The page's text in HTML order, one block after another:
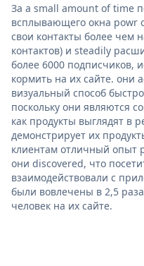
За a small amount of time
всплывающего окна powr
свои контакты более чем
контактов) и steadily
более 6000 подписчиков,
кормить на их сайте. они
визуальный способ
поскольку они являются
как продукты выглядят в
демонстрирует их
клиентам отличный опыт
они discovered, что
взаимодействовали с
были вовлечены в 2,5
человек на их сайте.